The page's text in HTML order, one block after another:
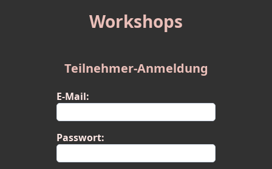
Workshops
Teilnehmer-Anmeldung
E-Mail:
Passwort: